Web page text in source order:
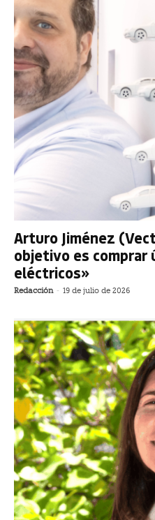
Arturo Jiménez
objetivo es comprar
eléctricos»
Redacción - 19 de julio de 2026